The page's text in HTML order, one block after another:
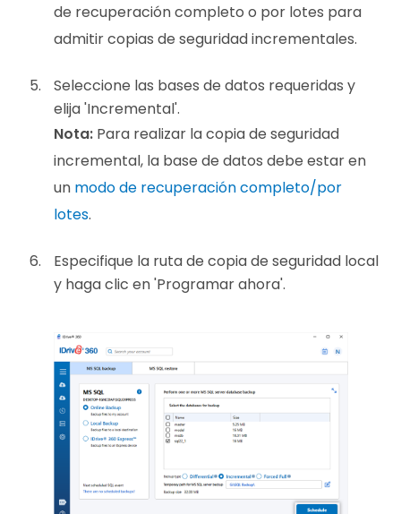
de recuperación completo o por lotes para
admitir copias de seguridad incrementales.
Seleccione las bases de datos requeridas y
elija 'Incremental'.
Nota: Para realizar la copia de seguridad
incremental, la base de datos debe estar en
un modo de recuperación completo/por
lotes.
Especifique la ruta de copia de seguridad local
y haga clic en 'Programar ahora'.